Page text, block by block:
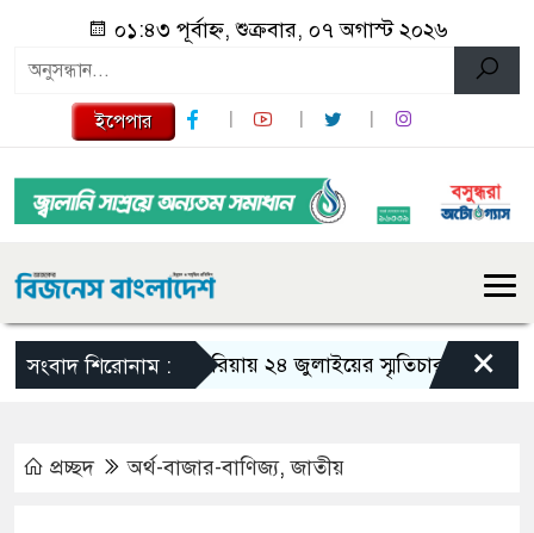
০১:৪৩ পূর্বাহ্ন, শুক্রবার, ০৭ অগাস্ট ২০২৬
ইপেপার
সংবাদ শিরোনাম :গজারিয়ায় ২৪ জুলাইয়ের স্মৃতিচারণ: গুমের×
প্রচ্ছদ অর্থ-বাজার-বাণিজ্য,জাতীয়